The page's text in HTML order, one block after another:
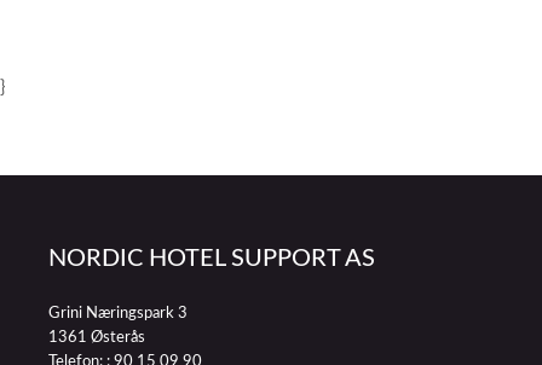
}
NORDIC HOTEL SUPPORT AS
Grini Næringspark 3
1361 Østerås